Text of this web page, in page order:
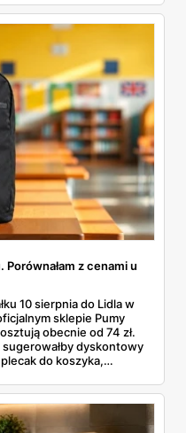
tygodniu i czy jest
się wakacje.
Porównałam z cenami u
10 sierpnia do Lidla w
sklepie Pumy
obecnie od 74 zł.
dyskontowy
do koszyka,
Lidl, ile kosztują
ten zakup naprawdę